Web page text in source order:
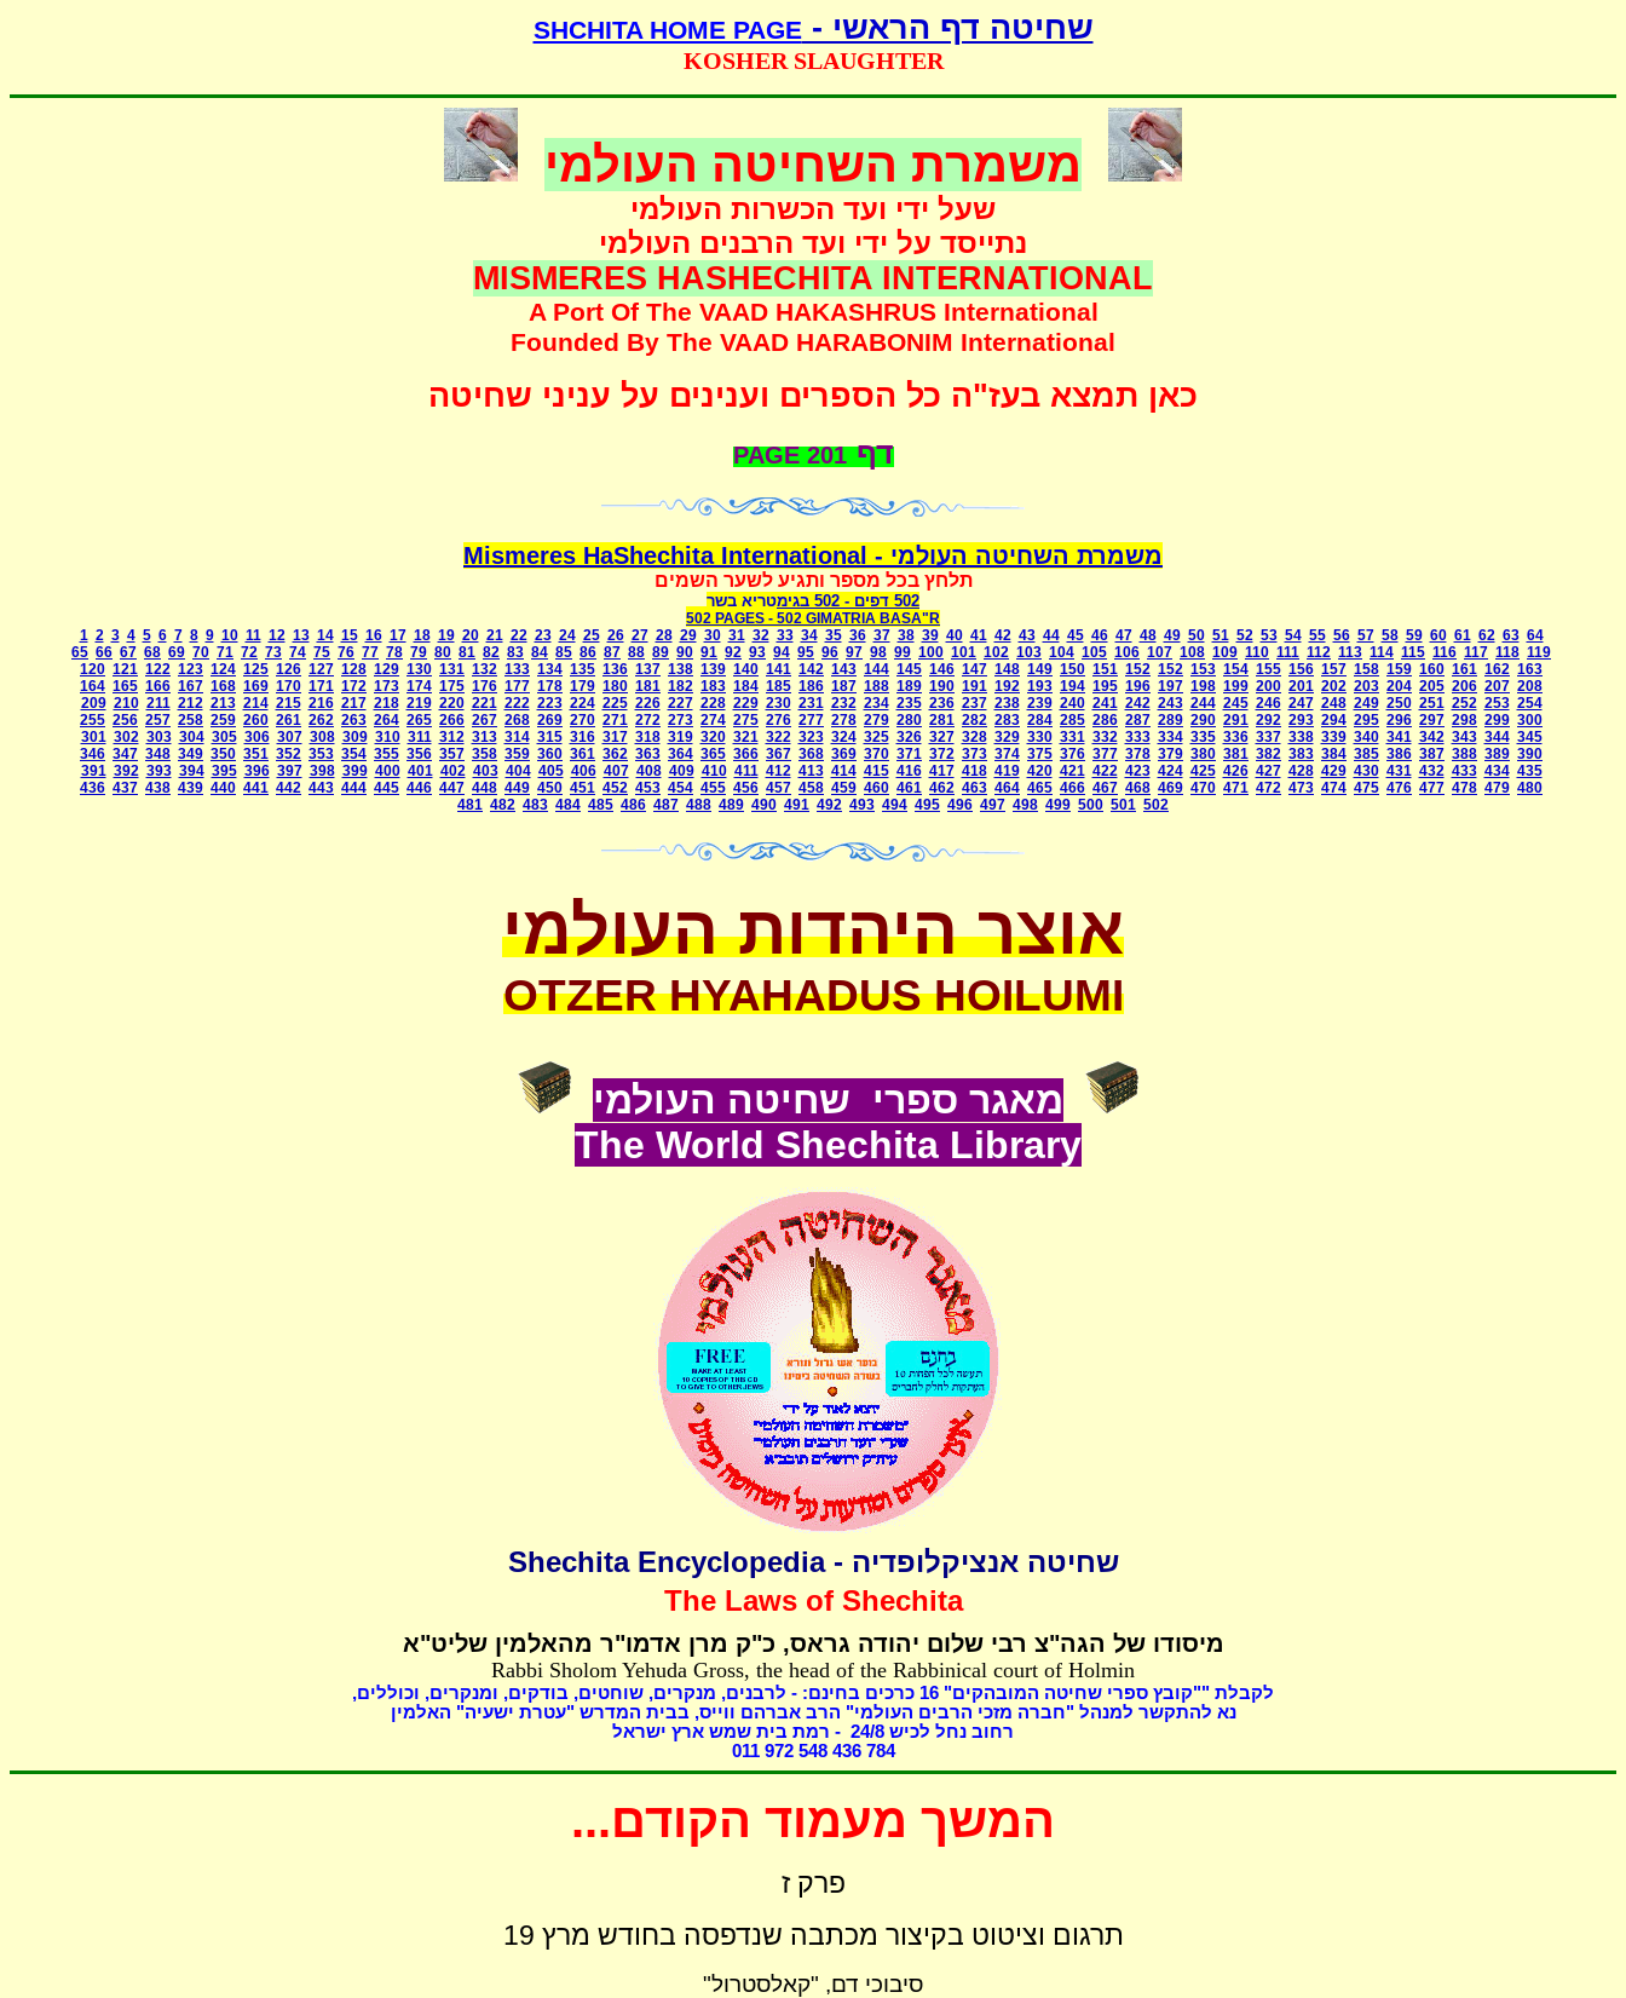
שחיטה דף הראשי -SHCHITA HOME PAGE
KOSHER SLAUGHTER
משמרת השחיטה העולמי
שעל ידי ועד הכשרות העולמי
נתייסד על ידי ועד הרבנים העולמי
MISMERES HASHECHITA INTERNATIONAL
A Port Of The VAAD HAKASHRUS International
Founded By The VAAD HARABONIM International
כאן תמצא בעז"ה כל הספרים וענינים על עניני שחיטה
דף 201 PAGE
משמרת השחיטה העולמי - Mismeres HaShechita International
תלחץ בכל מספר ותגיע לשער השמים
502 דפים - 502 בגימטריא בשר
502 PAGES - 502 GIMATRIA BASA"R
1 2 3 4 5 6 7 8 9 10 11 12 13 14 15 16 17 18 19 20 21 22 23 24 25 26 27 28 29 30 31 32 33 34 35 36 37 38 39 40 41 42 43 44 45 46 47 48 49 50 51 52 53 54 55 56 57 58 59 60 61 62 63 64
65 66 67 68 69 70 71 72 73 74 75 76 77 78 79 80 81 82 83 84 85 86 87 88 89 90 91 92 93 94 95 96 97 98 99 100 101 102 103 104 105 106 107 108 109 110 111 112 113 114 115 116 117 118 119
120 121 122 123 124 125 126 127 128 129 130 131 132 133 134 135 136 137 138 139 140 141 142 143 144 145 146 147 148 149 150 151 152 152 153 154 155 156 157 158 159 160 161 162 163
164 165 166 167 168 169 170 171 172 173 174 175 176 177 178 179 180 181 182 183 184 185 186 187 188 189 190 191 192 193 194 195 196 197 198 199 200 201 202 203 204 205 206 207 208
209 210 211 212 213 214 215 216 217 218 219 220 221 222 223 224 225 226 227 228 229 230 231 232 234 235 236 237 238 239 240 241 242 243 244 245 246 247 248 249 250 251 252 253 254
255 256 257 258 259 260 261 262 263 264 265 266 267 268 269 270 271 272 273 274 275 276 277 278 279 280 281 282 283 284 285 286 287 289 290 291 292 293 294 295 296 297 298 299 300
301 302 303 304 305 306 307 308 309 310 311 312 313 314 315 316 317 318 319 320 321 322 323 324 325 326 327 328 329 330 331 332 333 334 335 336 337 338 339 340 341 342 343 344 345
346 347 348 349 350 351 352 353 354 355 356 357 358 359 360 361 362 363 364 365 366 367 368 369 370 371 372 373 374 375 376 377 378 379 380 381 382 383 384 385 386 387 388 389 390
391 392 393 394 395 396 397 398 399 400 401 402 403 404 405 406 407 408 409 410 411 412 413 414 415 416 417 418 419 420 421 422 423 424 425 426 427 428 429 430 431 432 433 434 435
436 437 438 439 440 441 442 443 444 445 446 447 448 449 450 451 452 453 454 455 456 457 458 459 460 461 462 463 464 465 466 467 468 469 470 471 472 473 474 475 476 477 478 479 480
481 482 483 484 485 486 487 488 489 490 491 492 493 494 495 496 497 498 499 500 501 502
אוצר היהדות העולמי
OTZER HYAHADUS HOILUMI
מאגר ספרי שחיטה העולמי
The World Shechita Library
שחיטה אנציקלופדיה - Shechita Encyclopedia
The Laws of Shechita
מיסודו של הגה"צ רבי שלום יהודה גראס, כ"ק מרן אדמו"ר מהאלמין שליט"א
Rabbi Sholom Yehuda Gross, the head of the Rabbinical court of Holmin
לקבלת ""קובץ ספרי שחיטה המובהקים" כרכים בחינם: - לרבנים, מנקרים, שוחטים, בודקים, ומנקרים, וכוללים,
נא להתקשר למנהל "חברה מזכי הרבים העולמי" הרב אברהם ווייס, בבית המדרש "עטרת ישעיה" האלמין
רחוב נחל לכיש 24/ 8
- רמת בית שמש ארץ ישראל
011 972 548 436 784
המשך מעמוד הקודם...
פרק ז
תרגום וציטוט בקיצור מכתבה שנדפסה בחודש מרץ 19
סיבוכי דם, "קאלסטרול"